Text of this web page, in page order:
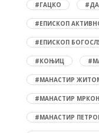
#ГАЦКО
#ЕПИСКОП
#ЕПИСКОП
#КОЊИЦ
#МАНАСТИР
#МАНАСТИР
#МАНАСТИР